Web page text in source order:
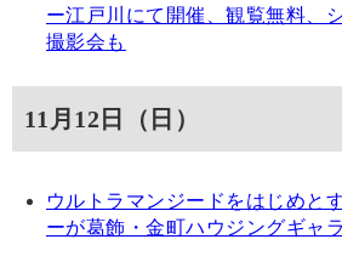
ー江戸川にて開催、観覧無料、
撮影会も
11月12日（日）
ウルトラマンジードをはじめと
ーが葛飾・金町ハウジングギャ